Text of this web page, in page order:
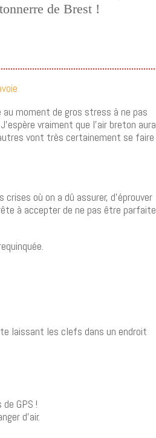
de Brest !
moment de gros stress à ne pas
vraiment que l’air breton aura
vont très certainement se faire
où on a dû assurer, d’éprouver
à accepter de ne pas être parfaite
laissant les clefs dans un endroit
GPS !
d’air.